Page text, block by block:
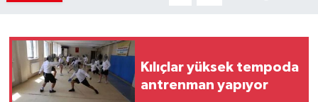
Kılıçlar yüksek tempoda
antrenman yapıyor